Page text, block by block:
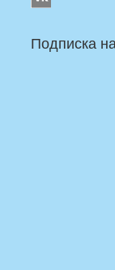
Подписка